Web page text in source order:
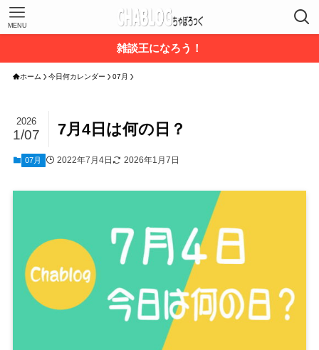
MENU
雑談王になろう！
ホーム 今日何カレンダー 07月
7月4日は何の日？
2026
1/07
07月 2022年7月4日 2026年1月7日